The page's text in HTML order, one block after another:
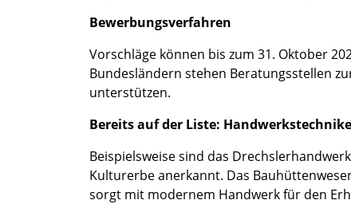
Bewerbungsverfahren
Vorschläge können bis zum 31. Oktober
Bundesländern stehen Beratungsstellen
unterstützen.
Bereits auf der Liste:
Beispielsweise sind das
Kulturerbe anerkannt. Das
sorgt mit modernem Handwerk für den